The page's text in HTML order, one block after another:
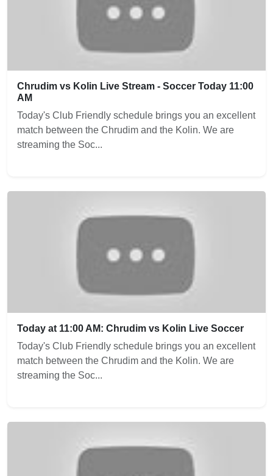
Chrudim vs Kolin Live Stream - Soccer Today 11:00
AM
Today's Club Friendly schedule brings you an excellent
match between the Chrudim and the Kolin. We are
streaming the Soc...
Today at 11:00 AM: Chrudim vs Kolin Live Soccer
Today's Club Friendly schedule brings you an excellent
match between the Chrudim and the Kolin. We are
streaming the Soc...